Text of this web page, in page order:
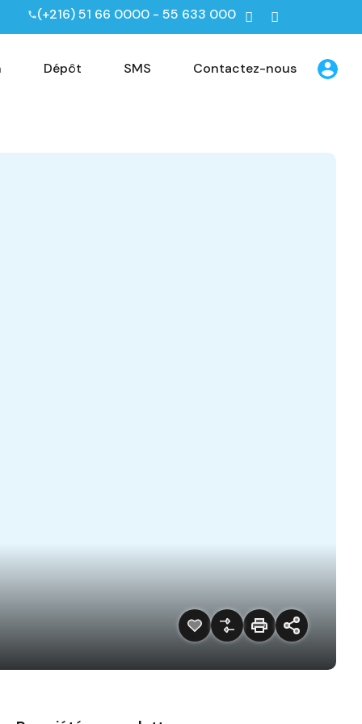
(+216) 51 66 0000 - 55 633 000
Dépôt SMS Contactez-nous